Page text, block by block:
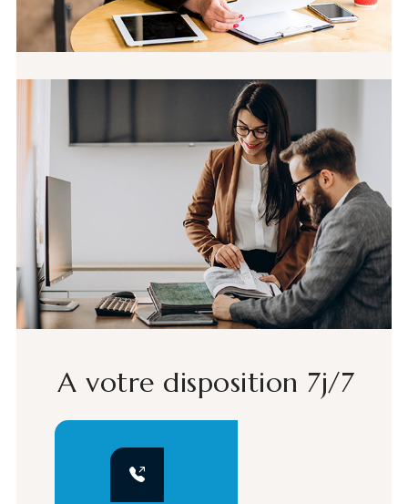
A votre disposition 7j/7